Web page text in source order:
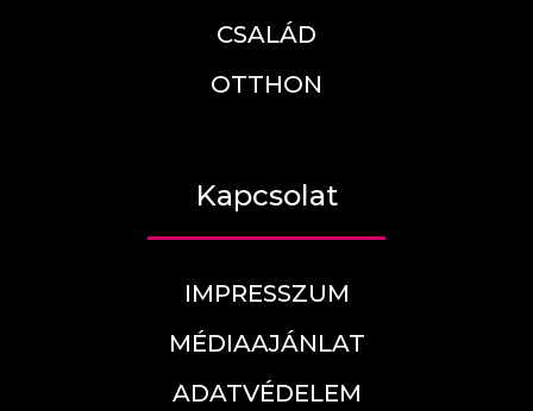
CSALÁD
OTTHON
Kapcsolat
IMPRESSZUM
MÉDIAAJÁNLAT
ADATVÉDELEM